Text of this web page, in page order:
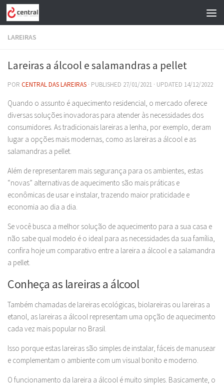
Skip to content
LAREIRAS
Lareiras a álcool e salamandras a pellet
POR CENTRAL DAS LAREIRAS · PUBLISHED 27/01/2021 · UPDATED 14/12/2022
Quando o assunto é aquecimento residencial, o mercado oferece
diversas soluções inovadoras para atender às necessidades dos
consumidores. As tradicionais lareiras a lenha, por exemplo, deram
lugar a opções mais modernas, como as lareiras a álcool e as
salamandras a pellet.
Além de representarem mais segurança para os ambientes, estas
“novas” alternativas de aquecimento são mais práticas e
econômicas de usar e instalar, trazendo maior praticidade e
economia ao dia a dia.
Se você busca a melhor solução de aquecimento para a sua casa e
não sabe qual modelo é o ideal para as necessidades da sua família,
confira hoje um comparativo entre a lareira a álcool e a salamandra
a pellet.
Conheça as lareiras a álcool
Também chamadas de lareiras ecológicas, biolareiras ou lareiras a
etanol, as lareiras a álcool representam uma opção de aquecimento
cada vez mais popular no Brasil.
Isso porque estas lareiras são simples de instalar, fáceis de manusear
e complementam o ambiente com um visual bonito e moderno.
O funcionamento da lareira a álcool é muito simples. Basicamente, o